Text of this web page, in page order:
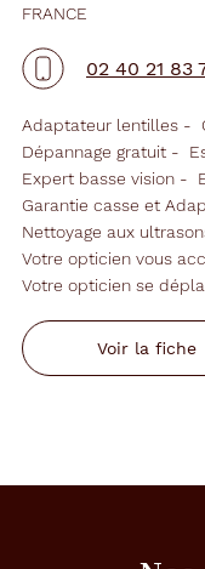
FRANCE
02 40 21 83
Adaptateur lentilles
Dépannage gratuit
Expert basse vision
Garantie casse et
Nettoyage aux
Votre opticien vous
Votre opticien se
Voir la fiche